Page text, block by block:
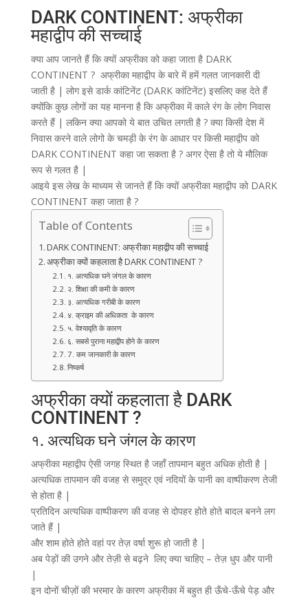
DARK CONTINENT: अफ्रीका
महाद्वीप की सच्चाई
क्या आप जानते हैं कि क्यों अफ्रीका को कहा जाता है DARK
CONTINENT ? अफ्रीका महाद्वीप के बारे में हमें गलत जानकारी दी
जाती है | लोग इसे डार्क कांटिनेंट (DARK कांटिनेंट) इसलिए कह देते हैं
क्योंकि कुछ लोगों का यह मानना है कि अफ्रीका में काले रंग के लोग निवास
करते हैं | लकिन क्या आपको ये बात उचित लगती है ? क्या किसी देश में
निवास करने वाले लोगो के चमड़ी के रंग के आधार पर किसी महाद्वीप को
DARK CONTINENT कहा जा सकता है ? अगर ऐसा है तो ये मौलिक
रूप से गलत है |
आइये इस लेख के माध्यम से जानते हैं कि क्यों अफ्रीका महाद्वीप को DARK
CONTINENT कहा जाता है ?
Table of Contents
DARK CONTINENT: अफ्रीका महाद्वीप की सच्चाई
अफ्रीका क्यों कहलाता है DARK CONTINENT ?
१. अत्यधिक घने जंगल के कारण
२. शिक्षा की कमी के कारण
३. अत्यधिक गरीबी के कारण
४. क्राइम की अधिकता के कारण
५. वेश्यावृति के कारण
६. सबसे पुराना महाद्वीप होने के कारण
7. कम जानकारी के कारण
निष्कर्ष
अफ्रीका क्यों कहलाता है DARK
CONTINENT ?
१. अत्यधिक घने जंगल के कारण
अफ्रीका महाद्वीप ऐसी जगह स्थित है जहाँ तापमान बहुत अधिक होती है |
अत्यधिक तापमान की वजह से समुद्र एवं नदियों के पानी का वाष्पीकरण तेजी
से होता है |
प्रतिदिन अत्यधिक वाष्पीकरण की वजह से दोपहर होते होते बादल बनने लग
जाते हैं |
और शाम होते होते वहां पर तेज़ वर्षा शुरू हो जाती है |
अब पेड़ों की उगने और तेज़ी से बढ़ने लिए क्या चाहिए – तेज़ धुप और पानी
|
इन दोनों चीज़ों की भरमार के कारण अफ्रीका में बहुत ही ऊँचे-ऊँचे पेड़ और